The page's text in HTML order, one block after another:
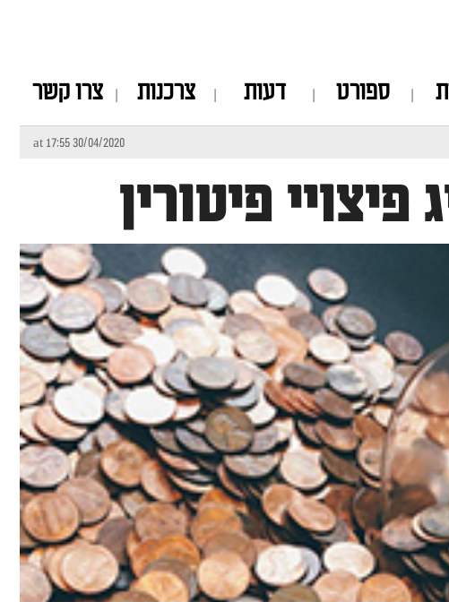
ספורט דעות צרכנות צרו קשר
30/04/2020 at 17:55
פיטורין